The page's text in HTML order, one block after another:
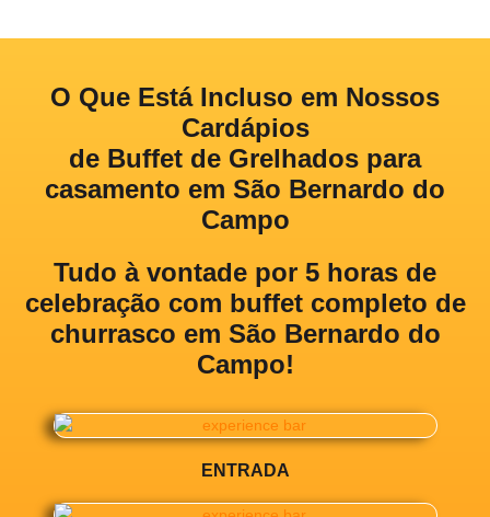
O Que Está Incluso em Nossos
Cardápios
de Buffet de Grelhados para
casamento em São Bernardo do
Campo
Tudo à vontade por 5 horas de
celebração com buffet completo de
churrasco em São Bernardo do
Campo!
ENTRADA